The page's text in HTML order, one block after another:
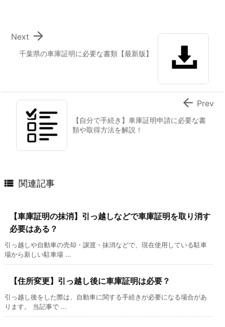
千葉県の車庫証明に必要な書類【最新版】

Next
【自分で手続き】車庫証明申請に必要な書
類や取得方法を解説！
 Prev
 関連記事
【車庫証明の抹消】引っ越しなどで車庫証明を取り消す
必要はある？
引っ越しや自動車の売却・譲渡・抹消などで、現在使用している駐車
場から新しい駐車場 ...
【住所変更】引っ越し後に車庫証明は必要？
引っ越し後をした際は、自動車に関する手続きが必要になる場合があ
ります。 当記事で ...